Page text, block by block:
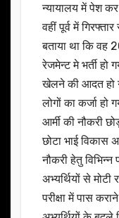
न्यायालय में पेश
वहीं पूर्व में
बताया था कि वह
रेजमेन्ट मे भर्ती
खेलने की आदत हो
लोगों का कर्जा
आर्मी की नौकरी
छोटा भाई विकास
नौकरी हेतु विभिन्न
अभ्यर्थियों से
परीक्षा में पास